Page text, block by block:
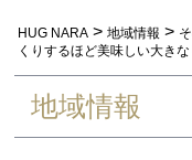
HUG NARA > 地域情報 >
くりするほど美味しい大き
地域情報